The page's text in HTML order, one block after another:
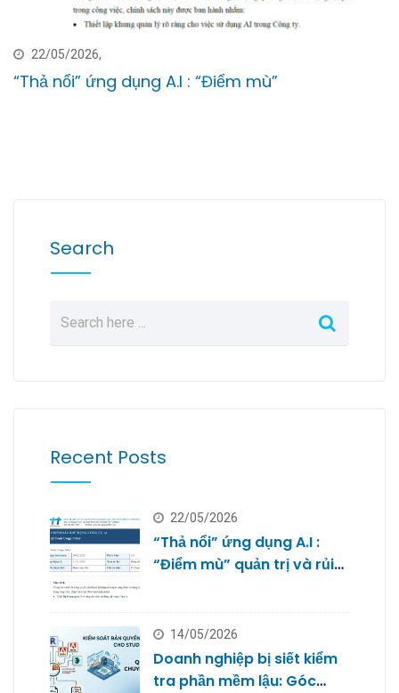
22/05/2026,
“Thả nổi” ứng dụng A.I : “Điểm mù”
Search
Recent Posts
22/05/2026
“Thả nổi” ứng dụng A.I :
“Điểm mù” quản trị và rủi
14/05/2026
Doanh nghiệp bị siết kiểm
tra phần mềm lậu: Góc